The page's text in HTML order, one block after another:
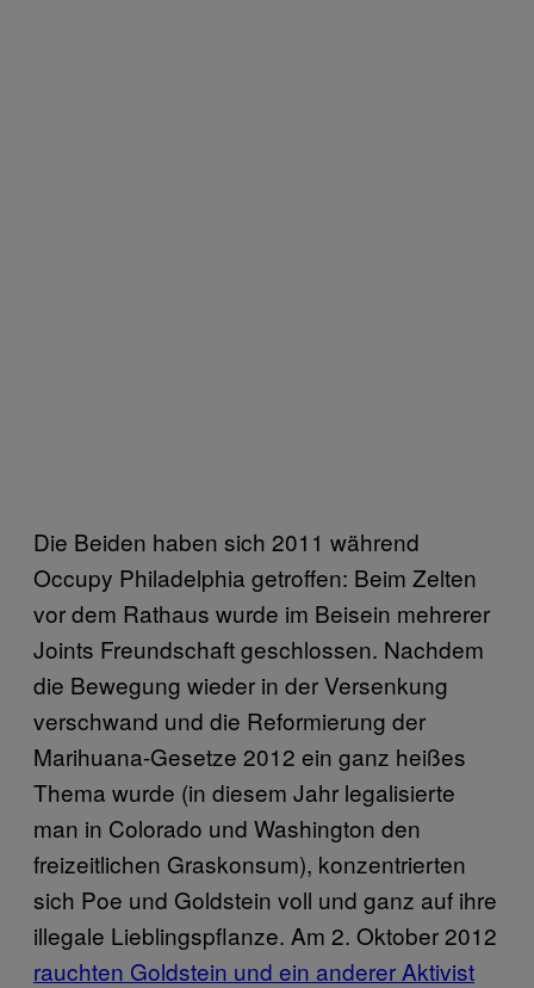
Die Beiden haben sich 2011 während
Occupy Philadelphia getroffen: Beim Zelten
vor dem Rathaus wurde im Beisein mehrerer
Joints Freundschaft geschlossen. Nachdem
die Bewegung wieder in der Versenkung
verschwand und die Reformierung der
Marihuana-Gesetze 2012 ein ganz heißes
Thema wurde (in diesem Jahr legalisierte
man in Colorado und Washington den
freizeitlichen Graskonsum), konzentrierten
sich Poe und Goldstein voll und ganz auf ihre
illegale Lieblingspflanze. Am 2. Oktober 2012
rauchten Goldstein und ein anderer Aktivist